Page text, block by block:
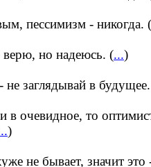
пессимизм - никогда. (
но надеюсь. (...)
заглядывай в
в очевидное, то
)
не бывает, значит это